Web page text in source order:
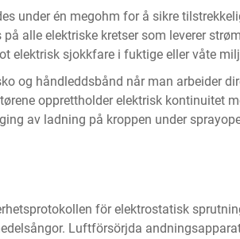
under én megohm for å sikre
alle elektriske kretser som leverer
elektrisk sjokkfare i fuktige eller våte
og håndleddsbånd når man arbeider
opprettholder elektrisk kontinuitet
av ladning på kroppen under
för elektrostatisk
Luftförsörjda